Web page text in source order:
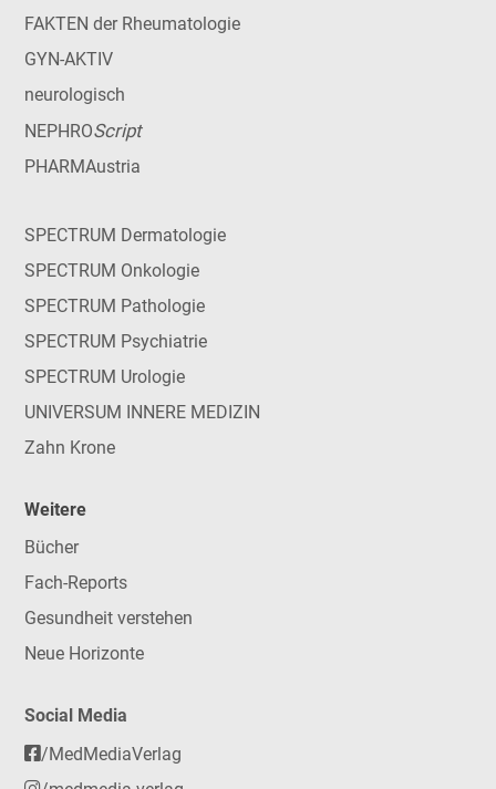
FAKTEN der Rheumatologie
GYN-AKTIV
neurologisch
NEPHROScript
PHARMAustria
SPECTRUM Dermatologie
SPECTRUM Onkologie
SPECTRUM Pathologie
SPECTRUM Psychiatrie
SPECTRUM Urologie
UNIVERSUM INNERE MEDIZIN
Zahn Krone
Weitere
Bücher
Fach-Reports
Gesundheit verstehen
Neue Horizonte
Social Media
/MedMediaVerlag